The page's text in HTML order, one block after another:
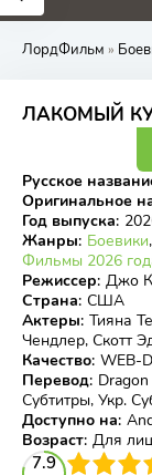
5.7
ЛордФильм »
ЛАКОМЫЙ
Русское
Оригинальное
Год выпуска:
Жанры: Боевики,
Фильмы 2026
Режиссер: Джо
Страна: США
Актеры: Тияна
Чендлер, Скотт
Качество: WEB-
Перевод:
Субтитры, Укр.
Доступно на:
Возраст: Для
7.9
4 5 6 7 8